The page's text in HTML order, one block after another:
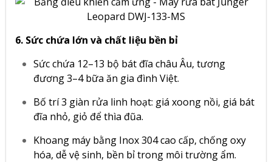
6. Sức chứa lớn và chất liệu bền bỉ
Sức chứa 12–13 bộ bát đĩa châu Âu, tương
đương 3–4 bữa ăn gia đình Việt.
Bố trí 3 giàn rửa linh hoạt: giá xoong nồi, giá bát
đĩa nhỏ, giỏ để thìa đũa.
Khoang máy bằng Inox 304 cao cấp, chống oxy
hóa, dễ vệ sinh, bền bỉ trong môi trường ẩm.